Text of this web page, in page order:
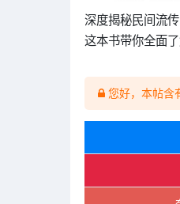
深度揭秘民间流
这本书带你全面
您好，本帖含